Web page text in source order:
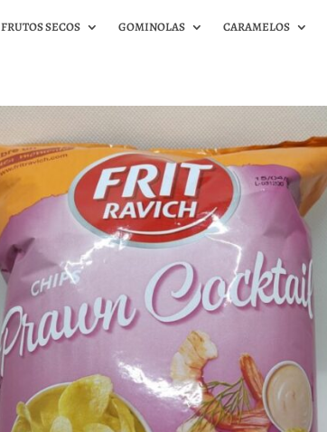
FRUTOS SECOS GOMINOLAS CARAMELOS